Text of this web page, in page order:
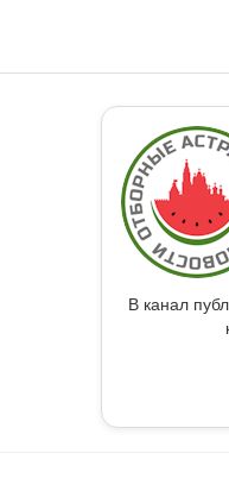
В канал